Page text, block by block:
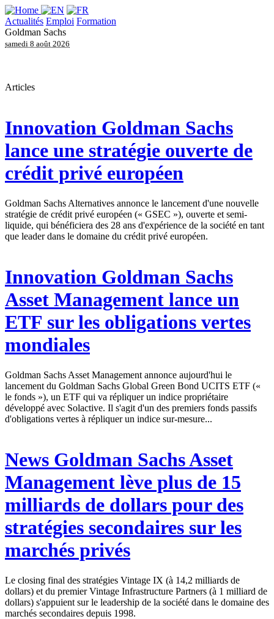
Actualités Emploi Formation
Goldman Sachs
samedi 8 août 2026
Articles
Innovation Goldman Sachs
lance une stratégie ouverte de
crédit privé européen
Goldman Sachs Alternatives annonce le lancement d'une nouvelle
stratégie de crédit privé européen (« GSEC »), ouverte et semi-
liquide, qui bénéficiera des 28 ans d'expérience de la société en tant
que leader dans le domaine du crédit privé européen.
Innovation Goldman Sachs
Asset Management lance un
ETF sur les obligations vertes
mondiales
Goldman Sachs Asset Management annonce aujourd'hui le
lancement du Goldman Sachs Global Green Bond UCITS ETF («
le fonds »), un ETF qui va répliquer un indice propriétaire
développé avec Solactive. Il s'agit d'un des premiers fonds passifs
d'obligations vertes à répliquer un indice sur-mesure...
News Goldman Sachs Asset
Management lève plus de 15
milliards de dollars pour des
stratégies secondaires sur les
marchés privés
Le closing final des stratégies Vintage IX (à 14,2 milliards de
dollars) et du premier Vintage Infrastructure Partners (à 1 milliard de
dollars) s'appuient sur le leadership de la société dans le domaine des
marchés secondaires depuis 1998.